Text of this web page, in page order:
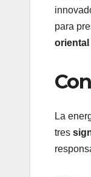
para
oriental
La
tres